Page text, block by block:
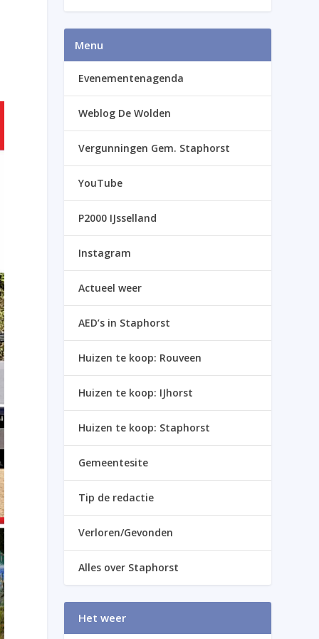
Menu
Evenementenagenda
Weblog De Wolden
Vergunningen Gem. Staphorst
YouTube
P2000 IJsselland
Instagram
Actueel weer
AED’s in Staphorst
Huizen te koop: Rouveen
Huizen te koop: IJhorst
Huizen te koop: Staphorst
Gemeentesite
Tip de redactie
Verloren/Gevonden
Alles over Staphorst
Het weer